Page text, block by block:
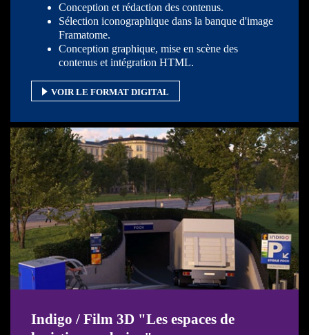
Conception et rédaction des contenus.
Sélection iconographique dans la banque d'image
Framatome.
Conception graphique, mise en scène des
contenus et intégration HTML.
VOIR LE FORMAT DIGITAL
Indigo / Film 3D "Les espaces de